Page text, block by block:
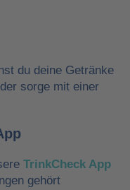
du deine Getränke
sorge mit einer
TrinkCheck App
gehört